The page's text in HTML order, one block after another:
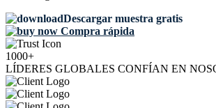
Descargar muestra gratis
Compra rápida
1000+
LÍDERES GLOBALES CONFÍAN EN